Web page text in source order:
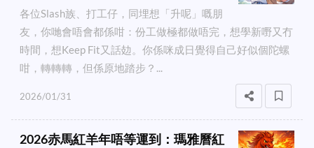
各位Slash族、打工仔，同埋想「升呢」嘅朋
友，你哋會唔會都係咁：份工做極都做唔完，想學新嘢又冇
時間，想Keep Fit又話攰。你係咪成日覺得自己好似個陀螺
咁，轉轉轉，但係原地踏步？...
2026/01/31
2026赤馬紅羊年唔等運到：瑪雅曆紅